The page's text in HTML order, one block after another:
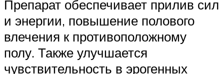
Препарат обеспечивает прилив сил
и энергии, повышение полового
влечения к противоположному
полу. Также улучшается
чувствительность в эрогенных